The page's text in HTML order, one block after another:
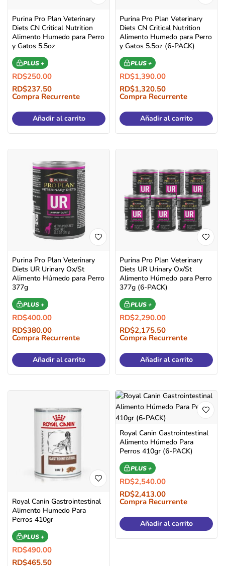
Purina Pro Plan Veterinary
Diets CN Critical Nutrition
Alimento Humedo para Perro
y Gatos 5.5oz
PLUS +
RD$250.00
RD$237.50
Compra Recurrente
Añadir al carrito
Purina Pro Plan Veterinary
Diets CN Critical Nutrition
Alimento Humedo para Perro
y Gatos 5.5oz (6-PACK)
PLUS +
RD$1,390.00
RD$1,320.50
Compra Recurrente
Añadir al carrito
Purina Pro Plan Veterinary
Diets UR Urinary Ox/St
Alimento Húmedo para Perro
377g
PLUS +
RD$400.00
RD$380.00
Compra Recurrente
Añadir al carrito
Purina Pro Plan Veterinary
Diets UR Urinary Ox/St
Alimento Húmedo para Perro
377g (6-PACK)
PLUS +
RD$2,290.00
RD$2,175.50
Compra Recurrente
Añadir al carrito
Royal Canin Gastrointestinal
Alimento Humedo Para
Perros 410gr
PLUS +
RD$490.00
RD$465.50
Royal Canin Gastrointestinal
Alimento Húmedo Para
Perros 410gr (6-PACK)
PLUS +
RD$2,540.00
RD$2,413.00
Compra Recurrente
Añadir al carrito